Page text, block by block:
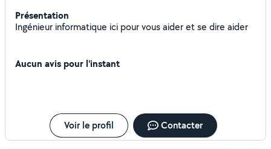
Présentation
Ingénieur informatique ici pour vous aider et se dire aider
Aucun avis pour l'instant
Voir le profil Contacter